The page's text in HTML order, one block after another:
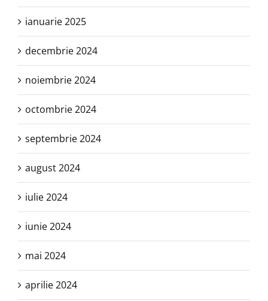
ianuarie 2025
decembrie 2024
noiembrie 2024
octombrie 2024
septembrie 2024
august 2024
iulie 2024
iunie 2024
mai 2024
aprilie 2024